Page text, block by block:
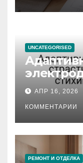
UNCATEGORISED
влияние
тезауруса
АПР 16, 2026
КОММЕНТАРИИ
РЕМОНТ И ОТДЕЛКА